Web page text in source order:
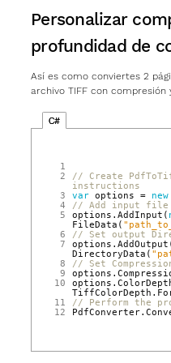
Personalizar
profundidad de
Así es como conviertes 2
archivo TIFF con
C#
1
2
// Create
instructions
3
var options = new
4
// Add input
5
options .AddInput (
FileData (
6
// Set output
7
options .AddOutput (
DirectoryData (
8
// Set
9
options .
10
options .
TiffColorDepth .
11
// Perform the
12
PdfConverter.